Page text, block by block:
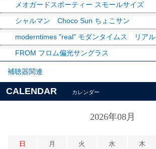
メオガードスポーティー スモールサイズ
シャルマン Choco Sun ちょこサン
moderntimes "real" モダンタイムス リアル
FROM フロム偏光サングラス
補聴器関連
CALENDAR カレンダー
2026年08月
日 月 火 水 木